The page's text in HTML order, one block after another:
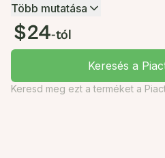
Több mutatása
$24-tól
Keresés a
Keresd meg ezt a terméket a